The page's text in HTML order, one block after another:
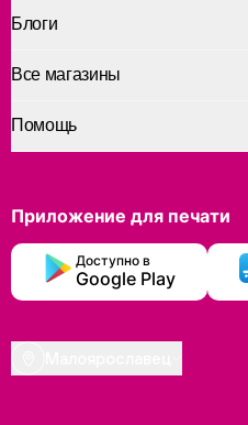
Помощь
Блоги
Все магазины
Приложение для печати
Доступно в
Google Play